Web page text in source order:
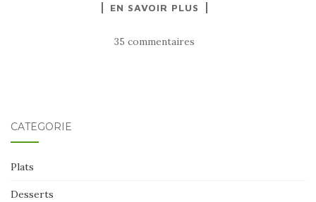
EN SAVOIR PLUS
35 commentaires
CATÉGORIE
Plats
Desserts